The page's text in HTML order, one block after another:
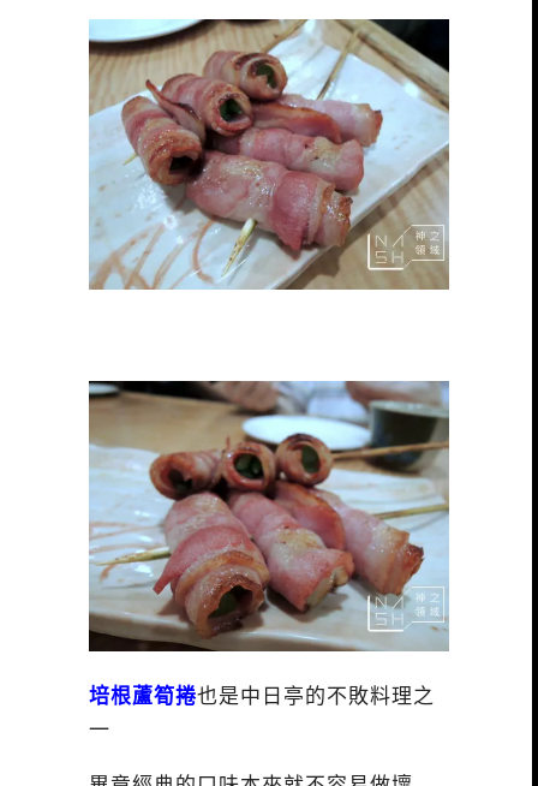
培根蘆筍捲也是中日亭的不敗料理之
一